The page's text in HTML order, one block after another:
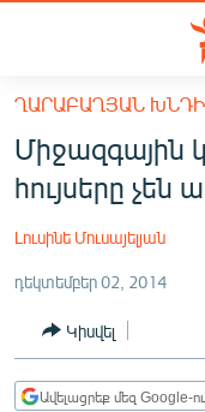
Մատչելիության
հիմնական
բովանդակությանը
Անցնել
հիմնական
մենյուին
ՀԱՅԱՍՏԱՆ
ՔԱՂԱՔԱԿԱՆ
ԸՆՏՐՈՒԹՅՈՒՆՆԵՐ
ԻՐԱՎՈՒՆՔ
ՀԱՍԱՐԱԿՈՒԹՅՈՒՆ
ՏՆՏԵՍՈՒԹՅՈՒՆ
ՂԱՐԱԲԱՂՅԱՆ
Միջազգային
հույսերը չեն
Լուսինե Մուսայելյան
դեկտեմբեր 02, 2014
Կիսվել
Ավելացրեք մեզ Google-